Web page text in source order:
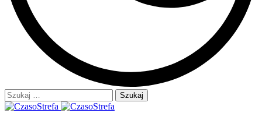
Szukaj: